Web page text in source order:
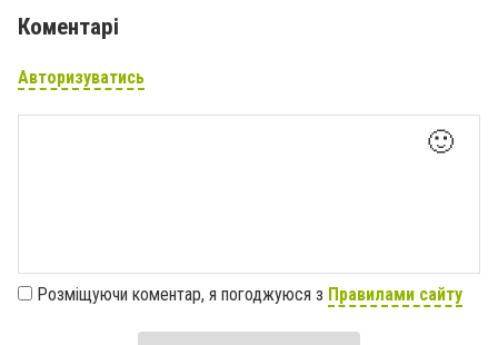
Коментарі
Авторизуватись
🙂
Розміщуючи коментар, я погоджуюся з Правилами сайту